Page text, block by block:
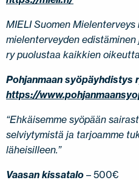
MIELI Suomen
mielenterveyden edistäminen
ry puolustaa kaikkien
Pohjanmaan syöpäyhdistys
https://
“Ehkäisemme syöpään
selviytymistä ja tarjoamme
läheisilleen.”
Vaasan kissatalo – 500€